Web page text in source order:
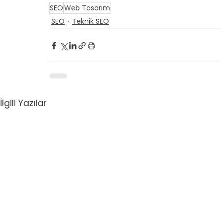
SEOWeb Tasarım
SEO
Teknik SEO
İlgili Yazılar